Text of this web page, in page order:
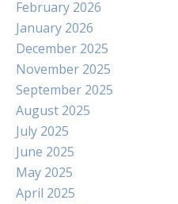
February 2026
January 2026
December 2025
November 2025
September 2025
August 2025
July 2025
June 2025
May 2025
April 2025